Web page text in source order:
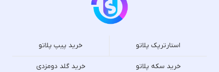
استارترپک پلاتو خرید پیپ پلاتو
خرید سکه پلاتو خرید گلد دومزدی